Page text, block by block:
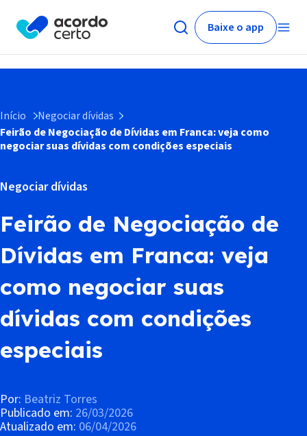
Baixe o app
Início
Negociar dívidas
Feirão de Negociação de Dívidas em Franca: veja como
negociar suas dívidas com condições especiais
Negociar dívidas
Feirão de Negociação de
Dívidas em Franca: veja
como negociar suas
dívidas com condições
especiais
Por: Beatriz Torres
Publicado em: 26/03/2026
Atualizado em: 06/04/2026